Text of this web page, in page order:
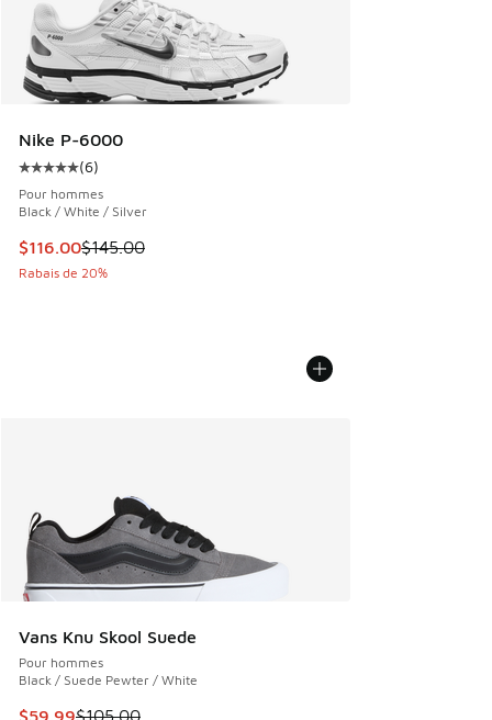
Nike P-6000
Cote moyenne du client - [5 sur 5 étoiles], 6 commentaires
(6)
Pour hommes
Black / White / Silver
Cet article est en solde. Le prix est passé de $145.00 à
$116.00$145.00
Rabais de 20%
Vans Knu Skool Suede
Pour hommes
Black / Suede Pewter / White
Cet article est en solde. Le prix est passé de $105.00 à
$59.99$105.00